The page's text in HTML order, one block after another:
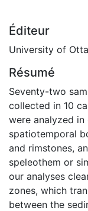
Éditeur
University of
Résumé
Seventy-two
collected in 10
were analyzed
spatiotemporal
and rimstones,
speleothem or
our analyses
zones, which
between the